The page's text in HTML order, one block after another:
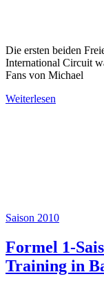
Die ersten beiden
International Circuit
Fans von Michael
Weiterlesen
Saison 2010
Formel 1-
Training in